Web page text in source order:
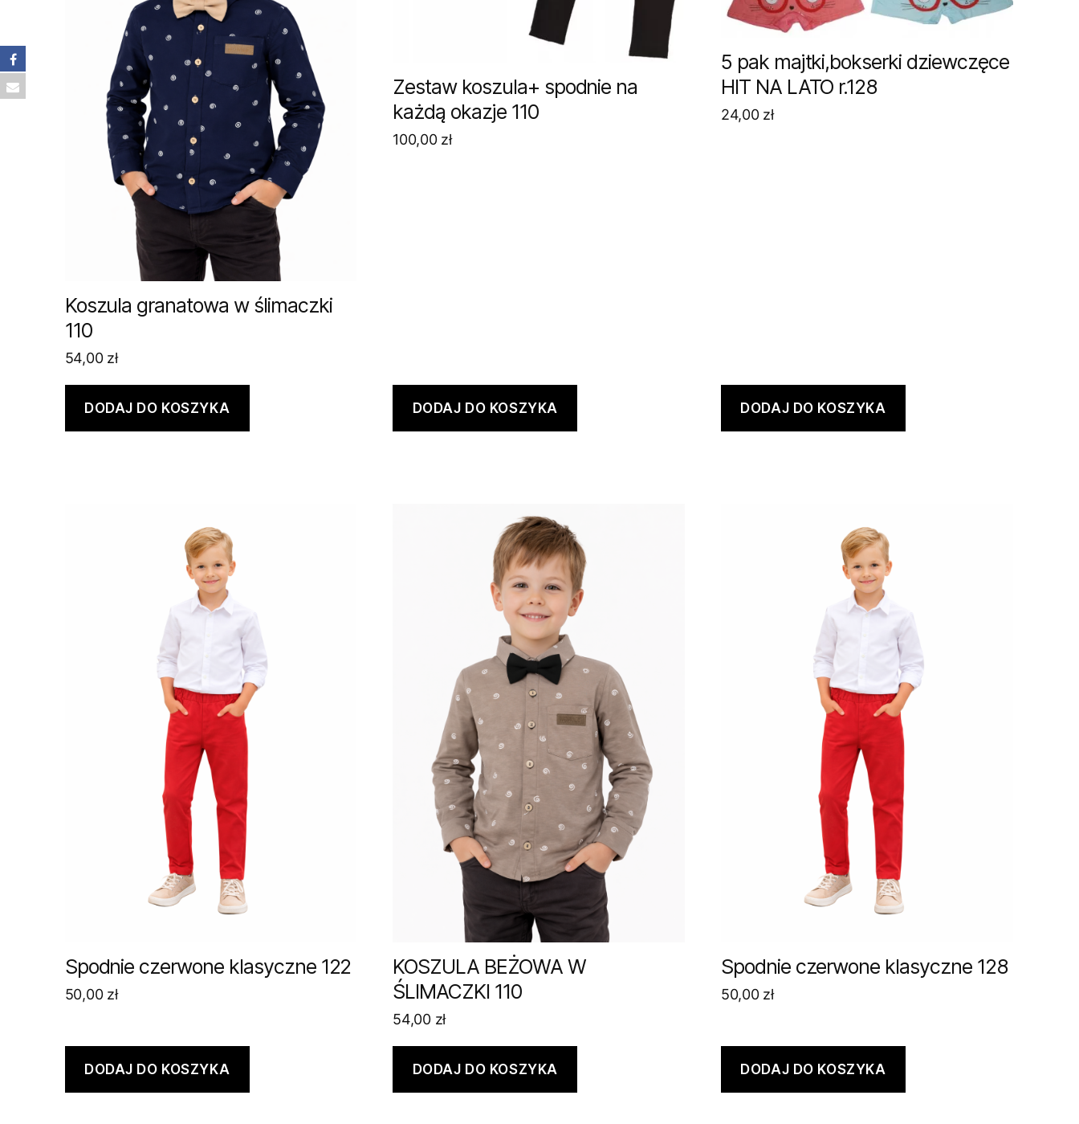
Koszula granatowa w ślimaczki
110
54,00 zł
DODAJ DO KOSZYKA
Zestaw koszula+ spodnie na
każdą okazje 110
100,00 zł
DODAJ DO KOSZYKA
5 pak majtki,bokserki dziewczęce
HIT NA LATO r.128
24,00 zł
DODAJ DO KOSZYKA
Spodnie czerwone klasyczne 122
50,00 zł
DODAJ DO KOSZYKA
KOSZULA BEŻOWA W
ŚLIMACZKI 110
54,00 zł
DODAJ DO KOSZYKA
Spodnie czerwone klasyczne 128
50,00 zł
DODAJ DO KOSZYKA